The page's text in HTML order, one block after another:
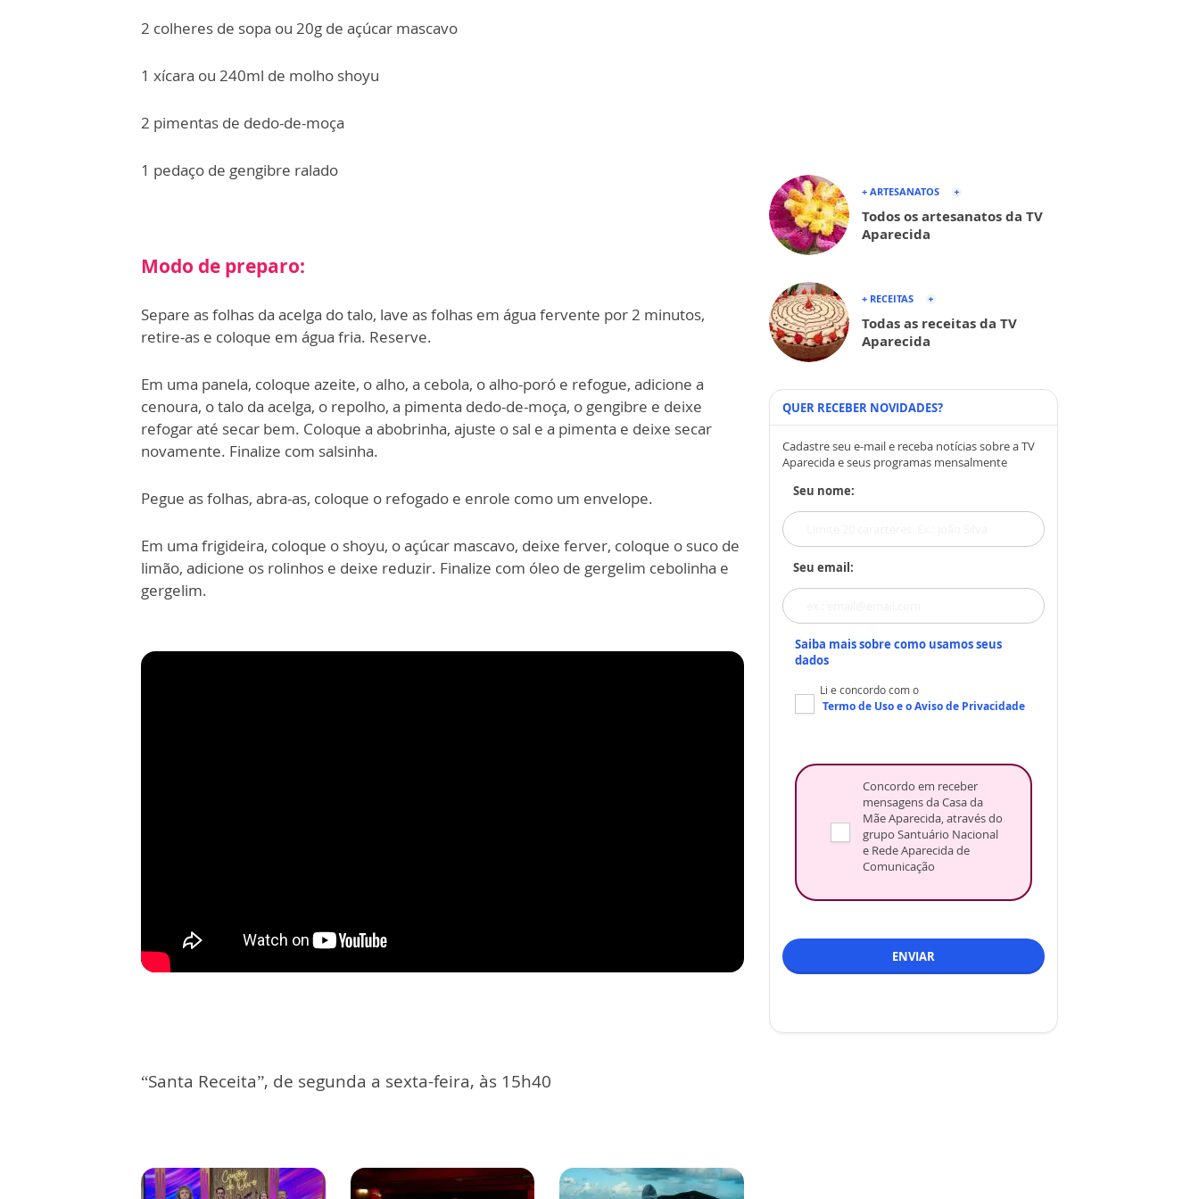
2 colheres de sopa ou 20g de açúcar mascavo
1 xícara ou 240ml de molho shoyu
2 pimentas de dedo-de-moça
1 pedaço de gengibre ralado
Modo de preparo:
Separe as folhas da acelga do talo, lave as folhas em água fervente por 2 minutos,
retire-as e coloque em água fria. Reserve.
Em uma panela, coloque azeite, o alho, a cebola, o alho-poró e refogue, adicione a
cenoura, o talo da acelga, o repolho, a pimenta dedo-de-moça, o gengibre e deixe
refogar até secar bem. Coloque a abobrinha, ajuste o sal e a pimenta e deixe secar
novamente. Finalize com salsinha.
Pegue as folhas, abra-as, coloque o refogado e enrole como um envelope.
Em uma frigideira, coloque o shoyu, o açúcar mascavo, deixe ferver, coloque o suco de
limão, adicione os rolinhos e deixe reduzir. Finalize com óleo de gergelim cebolinha e
gergelim.
“Santa Receita”, de segunda a sexta-feira, às 15h40
+ ARTESANATOS
Todos os artesanatos da TV
Aparecida
+ RECEITAS
Todas as receitas da TV
Aparecida
QUER RECEBER NOVIDADES?
Cadastre seu e-mail e receba notícias sobre a TV
Aparecida e seus programas mensalmente
Seu nome:
Seu email:
Saiba mais sobre como usamos seus
dados
Li e concordo com o
Termo de Usoe oAviso de Privacidade
Concordo em receber
mensagens da Casa da
Mãe Aparecida, através do
grupo Santuário Nacional
e Rede Aparecida de
Comunicação
ENVIAR